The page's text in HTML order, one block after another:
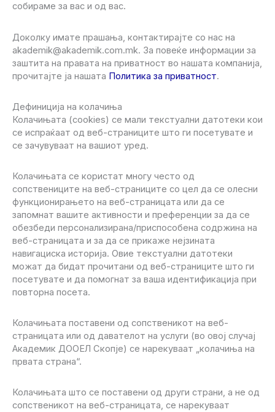
собираме за вас и од вас.
Доколку имате прашања, контактирајте со нас на
akademik@akademik.com.mk. За повеќе информации за
заштита на правата на приватност во нашата компанија,
прочитајте ја нашата Политика за приватност.
Дефиниција на колачиња
Колачињата (cookies) се мали текстуални датотеки кои
се испраќаат од веб-страниците што ги посетувате и
се зачувуваат на вашиот уред.
Колачињата се користат многу често од
сопствениците на веб-страниците со цел да се олесни
функционирањето на веб-страницата или да се
запомнат вашите активности и преференции за да се
обезбеди персонализирана/приспособена содржина на
веб-страницата и за да се прикаже нејзината
навигациска историја. Овие текстуални датотеки
можат да бидат прочитани од веб-страниците што ги
посетувате и да помогнат за ваша идентификација при
повторна посета.
Колачињата поставени од сопственикот на веб-
страницата или од давателот на услуги (во овој случај
Академик ДООЕЛ Скопје) се нарекуваат „колачиња на
првата страна“.
Колачињата што се поставени од други страни, а не од
сопственикот на веб-страницата, се нарекуваат